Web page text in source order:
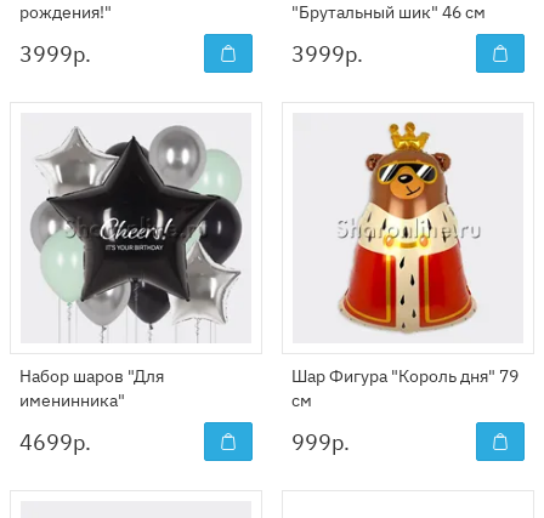
рождения!"
3999р.
"Брутальный шик" 46 см
3999р.
Набор шаров "Для
именинника"
4699р.
Шар Фигура "Король дня" 79
см
999р.